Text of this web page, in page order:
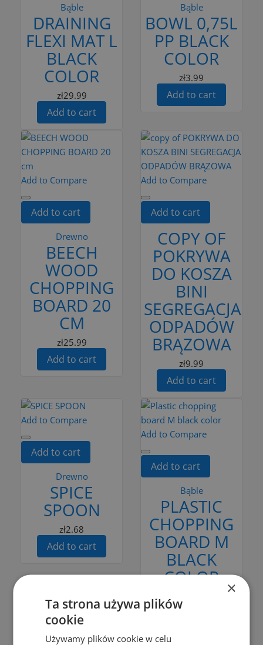
Bąble
DRAINING
FLEXI MAT L
BLACK
COLOR
zł29.99
Add to cart
Bąble
BOWL 0,75L
PP BLACK
COLOR
zł3.99
Add to cart
Add to Compare
Add to cart
Drewno
BEECH
WOOD
CHOPPING
BOARD 20
CM
zł25.99
Add to cart
Add to Compare
Add to cart
COPY OF
POKRYWA
DO KOSZA
BINI
SEGREGACJA
ODPADÓW
BRĄZOWA
zł9.99
Add to cart
Add to Compare
Add to cart
Drewno
SPICE
SPOON
zł2.68
Add to cart
Add to Compare
Add to cart
Bąble
PLASTIC
CHOPPING
BOARD M
BLACK
COLOR
Add to cart
×
Ta strona używa plików
cookie
Używamy plików cookie w celu